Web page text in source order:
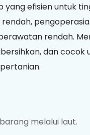
yang efisien untuk
rendah.
dan cocok
melalui laut.